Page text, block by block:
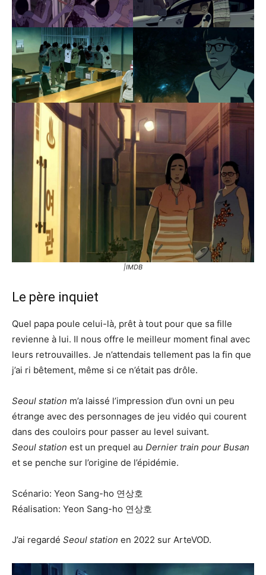
|IMDB
Le père inquiet
Quel papa poule celui-là, prêt à tout pour que sa fille
revienne à lui. Il nous offre le meilleur moment final avec
leurs retrouvailles. Je n’attendais tellement pas la fin que
j’ai ri bêtement, même si ce n’était pas drôle.
Seoul station m’a laissé l’impression d’un ovni un peu
étrange avec des personnages de jeu vidéo qui courent
dans des couloirs pour passer au level suivant.
Seoul station est un prequel au Dernier train pour Busan
et se penche sur l’origine de l’épidémie.
Scénario: Yeon Sang-ho 연상호
Réalisation: Yeon Sang-ho 연상호
J’ai regardé Seoul station en 2022 sur ArteVOD.